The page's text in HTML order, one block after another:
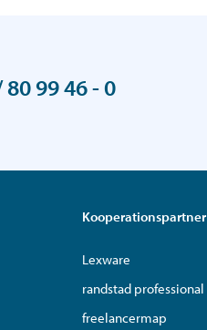
99 46 - 0
Kooperationspartner
Lexware
randstad professional
freelancermap